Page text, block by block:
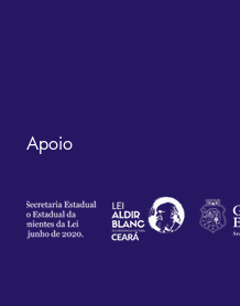
Apoio